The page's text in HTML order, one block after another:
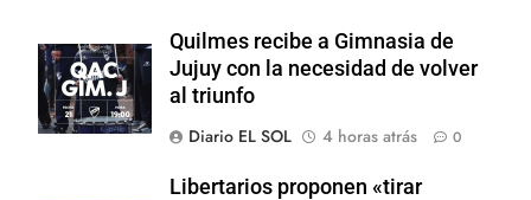
Quilmes recibe a Gimnasia de
Jujuy con la necesidad de volver
al triunfo
Diario EL SOL
4 horas atrás 0
Libertarios proponen «tirar